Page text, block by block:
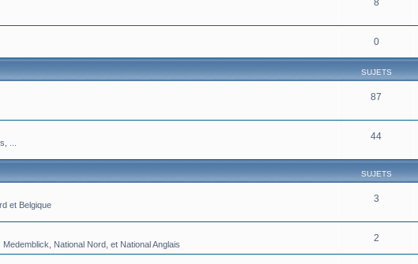
8
0
SUJETS
87
...
44
SUJETS
et Belgique
3
National Nord, et National Anglais
2